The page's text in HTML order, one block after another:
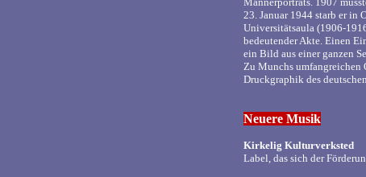
23. Januar 1944 starb er in
Universitätsaula (1906-
bedeutender Akte. Einen
ein Bild aus einer ganzen
Zu Munchs umfangreichen
Druckgraphik des
Neuere Musik
Kirkelig Kulturverksted
Label, das sich der